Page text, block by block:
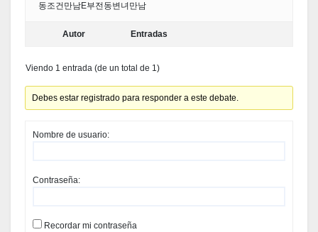
동조건만남Ε부전동변녀만남
Autor Entradas
Viendo 1 entrada (de un total de 1)
Debes estar registrado para responder a este debate.
Nombre de usuario:
Contraseña:
Recordar mi contraseña